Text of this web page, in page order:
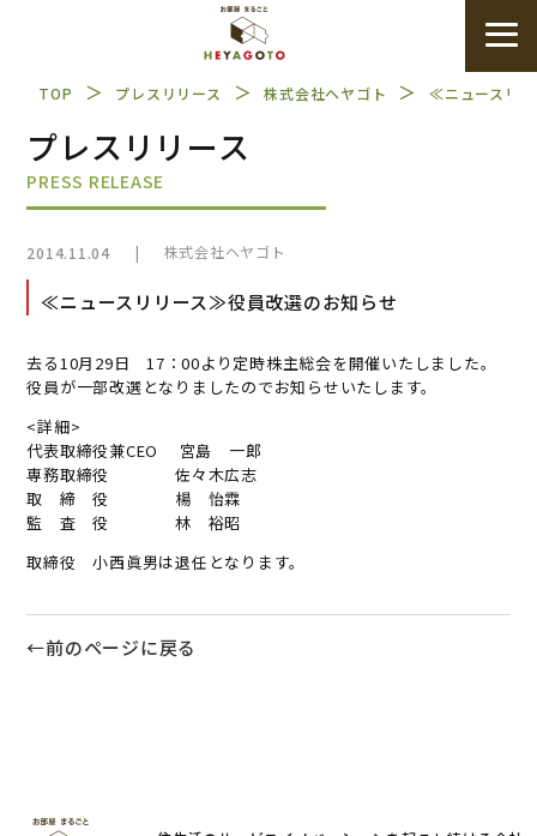
TOP ＞ プレスリリース ＞ 株式会社ヘヤゴト ＞ ≪ニュースリ
プレスリリース
PRESS RELEASE
2014.11.04 | 株式会社ヘヤゴト
≪ニュースリリース≫役員改選のお知らせ
去る10月29日 17：00より定時株主総会を開催いたしました。
役員が一部改選となりましたのでお知らせいたします。
<詳細>
代表取締役兼CEO 宮島 一郎
専務取締役 佐々木広志
取 締 役 楊 怡霖
監 査 役 林 裕昭
取締役 小西眞男は退任となります。
←前のページに戻る